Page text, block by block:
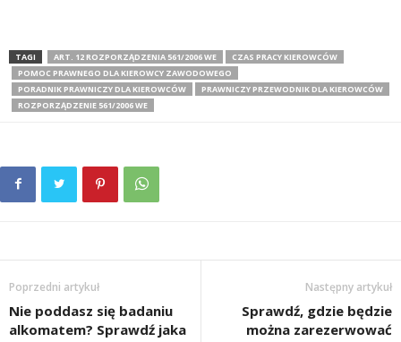
TAGI ART. 12 ROZPORZĄDZENIA 561/2006 WE
CZAS PRACY KIEROWCÓW
POMOC PRAWNEGO DLA KIEROWCY ZAWODOWEGO
PORADNIK PRAWNICZY DLA KIEROWCÓW
PRAWNICZY PRZEWODNIK DLA KIEROWCÓW
ROZPORZĄDZENIE 561/2006 WE
Poprzedni artykuł
Nie poddasz się badaniu
alkomatem? Sprawdź jaka
Następny artykuł
Sprawdź, gdzie będzie
można zarezerwować